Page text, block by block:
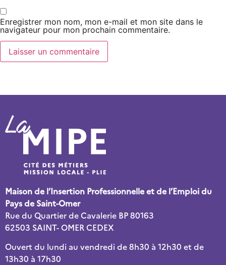
Enregistrer mon nom, mon e-mail et mon site dans le
navigateur pour mon prochain commentaire.
Maison de l’Insertion Professionnelle et de l’Emploi du
Pays de Saint-Omer
Rue du Quartier de Cavalerie BP 80163
62503 SAINT- OMER CEDEX
Ouvert du lundi au vendredi de 8h30 à 12h30 et de
13h30 à 17h30